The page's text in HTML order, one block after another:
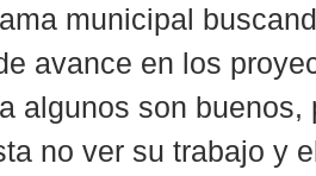
municipal
avance en los
algunos son
no ver su trabajo y